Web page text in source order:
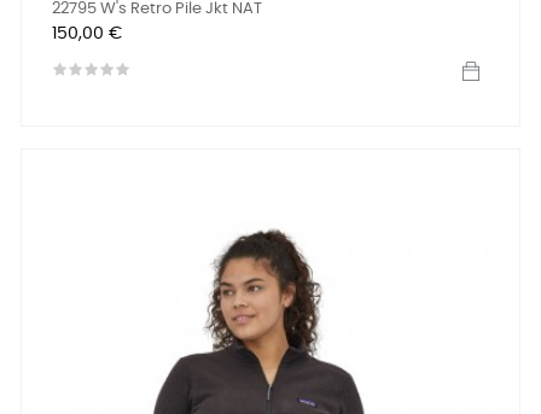
22795 W's Retro Pile Jkt NAT
Preis
150,00 €